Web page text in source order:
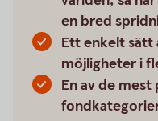
en bred
Ett enkelt sätt
möjligheter i
En av de mest